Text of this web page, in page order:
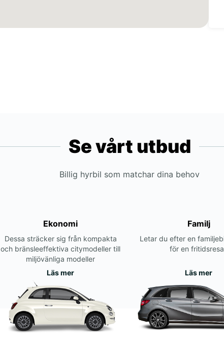
Se vårt utbud
Billig hyrbil som matchar dina behov
Ekonomi
Dessa sträcker sig från kompakta
och bränsleeffektiva citymodeller till
miljövänliga modeller
Läs mer
Familj
Letar du efter en
för en
Läs mer